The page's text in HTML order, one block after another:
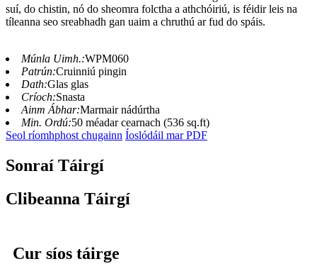
suí, do chistin, nó do sheomra folctha a athchóiriú, is féidir leis na
tíleanna seo sreabhadh gan uaim a chruthú ar fud do spáis.
Múnla Uimh.:WPM060
Patrún:Cruinniú pingin
Dath:Glas glas
Críoch:Snasta
Ainm Ábhar:Marmair nádúrtha
Min. Ordú:50 méadar cearnach (536 sq.ft)
Seol ríomhphost chugainn Íoslódáil mar PDF
Sonraí Táirgí
Clibeanna Táirgí
Cur síos táirge